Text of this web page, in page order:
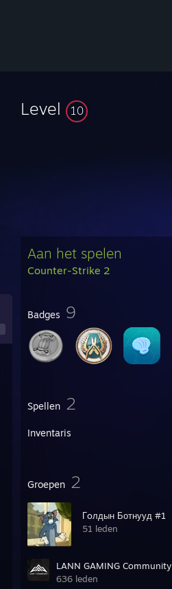
Level 10
Aan het spelen
Counter-Strike 2
Badges 9
Spellen 2
Inventaris
Groepen 2
Гoлдын Ботнууд #1
51 leden
LANN GAMING Community
636 leden